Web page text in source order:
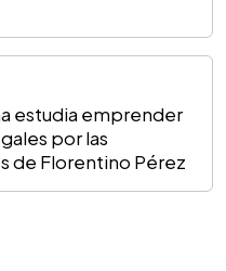
estudia emprender
por las
de Florentino Pérez